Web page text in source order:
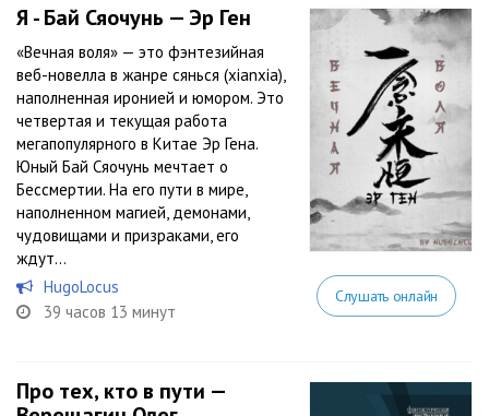
Я - Бай Сяочунь — Эр Ген
«Вечная воля» — это фэнтезийная
веб-новелла в жанре сянься (xianxia),
наполненная иронией и юмором. Это
четвертая и текущая работа
мегапопулярного в Китае Эр Гена.
Юный Бай Сяочунь мечтает о
Бессмертии. На его пути в мире,
наполненном магией, демонами,
чудовищами и призраками, его
ждут...
HugoLocus
39 часов 13 минут
Слушать онлайн
Про тех, кто в пути —